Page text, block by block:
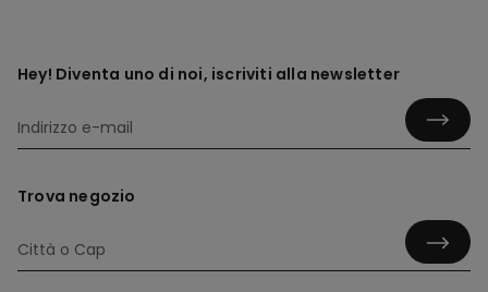
Hey! Diventa uno di noi, iscriviti alla newsletter
Trova negozio